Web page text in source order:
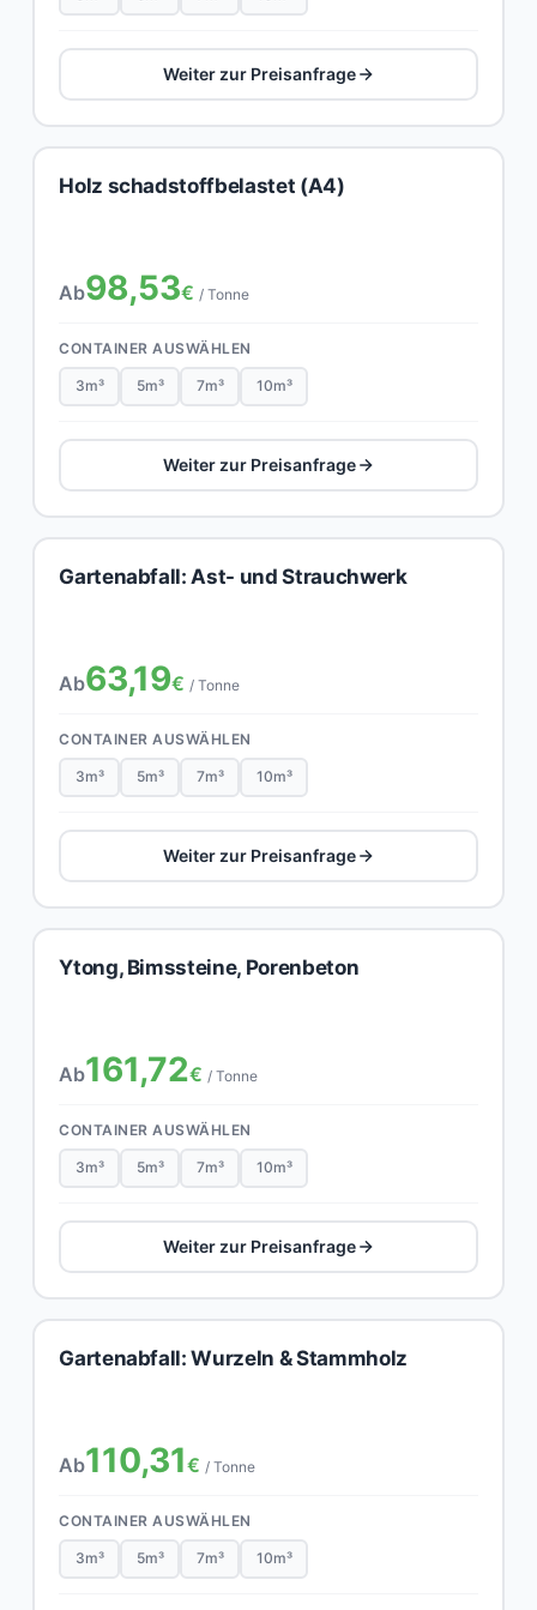
Weiter zur Preisanfrage
Holz schadstoffbelastet (A4)
Ab98,53€ / Tonne
CONTAINER AUSWÄHLEN
3m³ 5m³ 7m³ 10m³
Weiter zur Preisanfrage
Gartenabfall: Ast- und Strauchwerk
Ab63,19€ / Tonne
CONTAINER AUSWÄHLEN
3m³ 5m³ 7m³ 10m³
Weiter zur Preisanfrage
Ytong, Bimssteine, Porenbeton
Ab161,72€ / Tonne
CONTAINER AUSWÄHLEN
3m³ 5m³ 7m³ 10m³
Weiter zur Preisanfrage
Gartenabfall: Wurzeln & Stammholz
Ab110,31€ / Tonne
CONTAINER AUSWÄHLEN
3m³ 5m³ 7m³ 10m³